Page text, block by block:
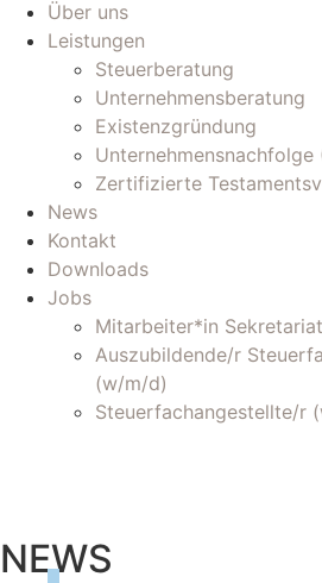
Über uns
Leistungen
Steuerberatung
Unternehmensberatung
Existenzgründung
Unternehmensnachfolge
Zertifizierte
News
Kontakt
Downloads
Jobs
Mitarbeiter*in
Auszubildende/r
(w/m/d)
Steuerfachangestellte/r
NEWS